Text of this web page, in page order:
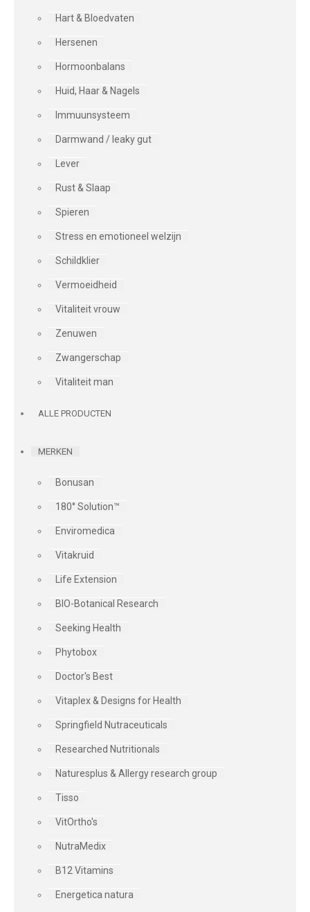
Hart & Bloedvaten
Hersenen
Hormoonbalans
Huid, Haar & Nagels
Immuunsysteem
Darmwand / leaky gut
Lever
Rust & Slaap
Spieren
Stress en emotioneel welzijn
Schildklier
Vermoeidheid
Vitaliteit vrouw
Zenuwen
Zwangerschap
Vitaliteit man
ALLE PRODUCTEN
MERKEN
Bonusan
180° Solution™
Enviromedica
Vitakruid
Life Extension
BIO-Botanical Research
Seeking Health
Phytobox
Doctor's Best
Vitaplex & Designs for Health
Springfield Nutraceuticals
Researched Nutritionals
Naturesplus & Allergy research group
Tisso
VitOrtho's
NutraMedix
B12 Vitamins
Energetica natura